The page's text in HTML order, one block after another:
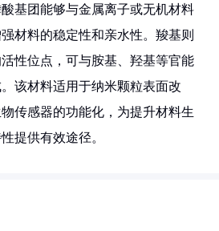
基团能够与金属离子或无机材料
材料的稳定性和亲水性。羧基则
性位点，可与胺基、羟基等官能
该材料适用于纳米颗粒表面改
传感器的功能化，为提升材料生
提供有效途径。